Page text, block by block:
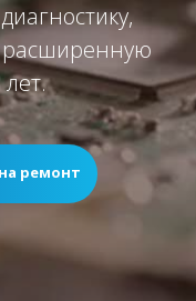
расширенную
ремонт